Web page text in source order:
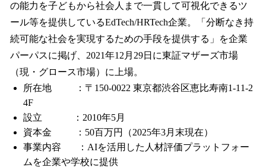
の能力を子どもから社会人まで一貫して可視化できるツ
ール等を提供しているEdTech/HRTech企業。「分断なき持
続可能な社会を実現するための手段を提供する」を企業
パーパスに掲げ、2021年12月29日に東証マザーズ市場
（現・グロース市場）に上場。
所在地 ：〒150-0022 東京都渋谷区恵比寿南1-11-2
4F
設立 ：2010年5月
資本金 ：50百万円（2025年3月末現在）
事業内容 ：AIを活用した人材評価プラットフォー
ムを企業や学校に提供